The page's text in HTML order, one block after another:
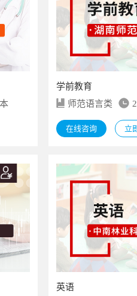
学前教育
师范语言类
在线咨询 立
英语